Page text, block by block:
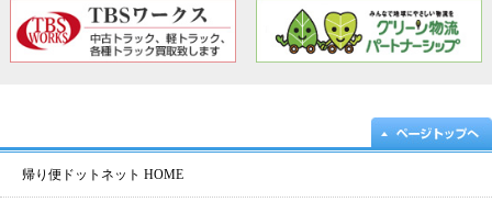
帰り便ドットネット HOME